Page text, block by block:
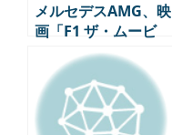
メルセデスAMG、映
画「F1 ザ・ムービ
ー」の公式プロモー
ションパートナーと
して参加、限定版GT
63 4MATIC+ APXGP